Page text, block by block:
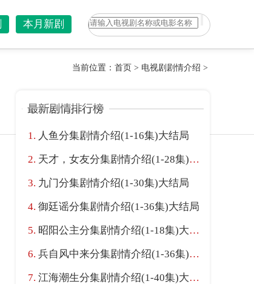
本月新剧
当前位置： 首页 > 电视剧剧情介绍 >
人鱼分集剧情介绍(1-16集)大结局
天才，女友分集剧情介绍(1-28集)大结局
九门分集剧情介绍(1-30集)大结局
御廷谣分集剧情介绍(1-36集)大结局
昭阳公主分集剧情介绍(1-18集)大结局
兵自风中来分集剧情介绍(1-36集)大结局
江海潮生分集剧情介绍(1-40集)大结局